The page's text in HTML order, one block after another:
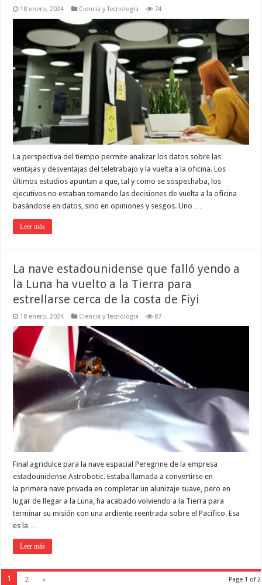
18 enero, 2024 Ciencia y Tecnología 74
La perspectiva del tiempo permite analizar los datos sobre las
ventajas y desventajas del teletrabajo y la vuelta a la oficina. Los
últimos estudios apuntan a que, tal y como se sospechaba, los
ejecutivos no estaban tomando las decisiones de vuelta a la oficina
basándose en datos, sino en opiniones y sesgos. Uno …
Leer más
La nave estadounidense que falló yendo a
la Luna ha vuelto a la Tierra para
estrellarse cerca de la costa de Fiyi
18 enero, 2024 Ciencia y Tecnología 87
Final agridulce para la nave espacial Peregrine de la empresa
estadounidense Astrobotic. Estaba llamada a convertirse en
la primera nave privada en completar un alunizaje suave, pero en
lugar de llegar a la Luna, ha acabado volviendo a la Tierra para
terminar su misión con una ardiente reentrada sobre el Pacífico. Esa
es la …
Leer más
Page 1 of 2
1 2 »